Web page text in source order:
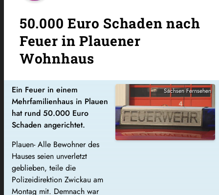
50.000 Euro Schaden nach
Feuer in Plauener
Wohnhaus
Ein Feuer in einem
Mehrfamilienhaus in Plauen
hat rund 50.000 Euro
Schaden angerichtet.
Plauen-Alle Bewohner des
Hauses seien unverletzt
geblieben, teile die
Polizeidirektion Zwickau am
Montag mit. Demnach war
Sachsen Fernsehen